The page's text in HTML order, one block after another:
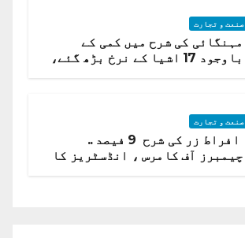
صنعت و تجارت
مہنگائی کی شرح میں کمی کے
باوجود 17 اشیا کے نرخ بڑھ گئے،
صنعت و تجارت
افراط زر کی شرح 9 فیصد ..
چیمبرز آف کامرس ، انڈسٹریز کا